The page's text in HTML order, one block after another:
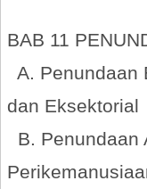
BAB 11
A. Penundaan
dan Eksektorial
B. Penundaan